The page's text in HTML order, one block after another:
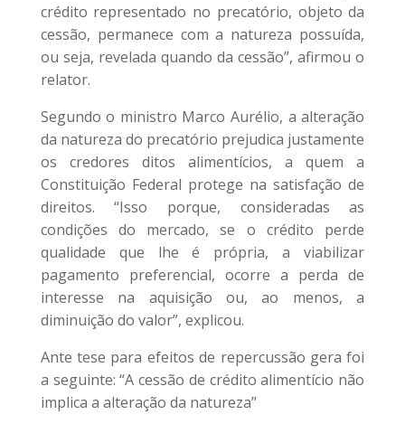
crédito representado no precatório, objeto da
cessão, permanece com a natureza possuída,
ou seja, revelada quando da cessão”, afirmou o
relator.
Segundo o ministro Marco Aurélio, a alteração
da natureza do precatório prejudica justamente
os credores ditos alimentícios, a quem a
Constituição Federal protege na satisfação de
direitos. “Isso porque, consideradas as
condições do mercado, se o crédito perde
qualidade que lhe é própria, a viabilizar
pagamento preferencial, ocorre a perda de
interesse na aquisição ou, ao menos, a
diminuição do valor”, explicou.
Ante tese para efeitos de repercussão gera foi
a seguinte: “A cessão de crédito alimentício não
implica a alteração da natureza”